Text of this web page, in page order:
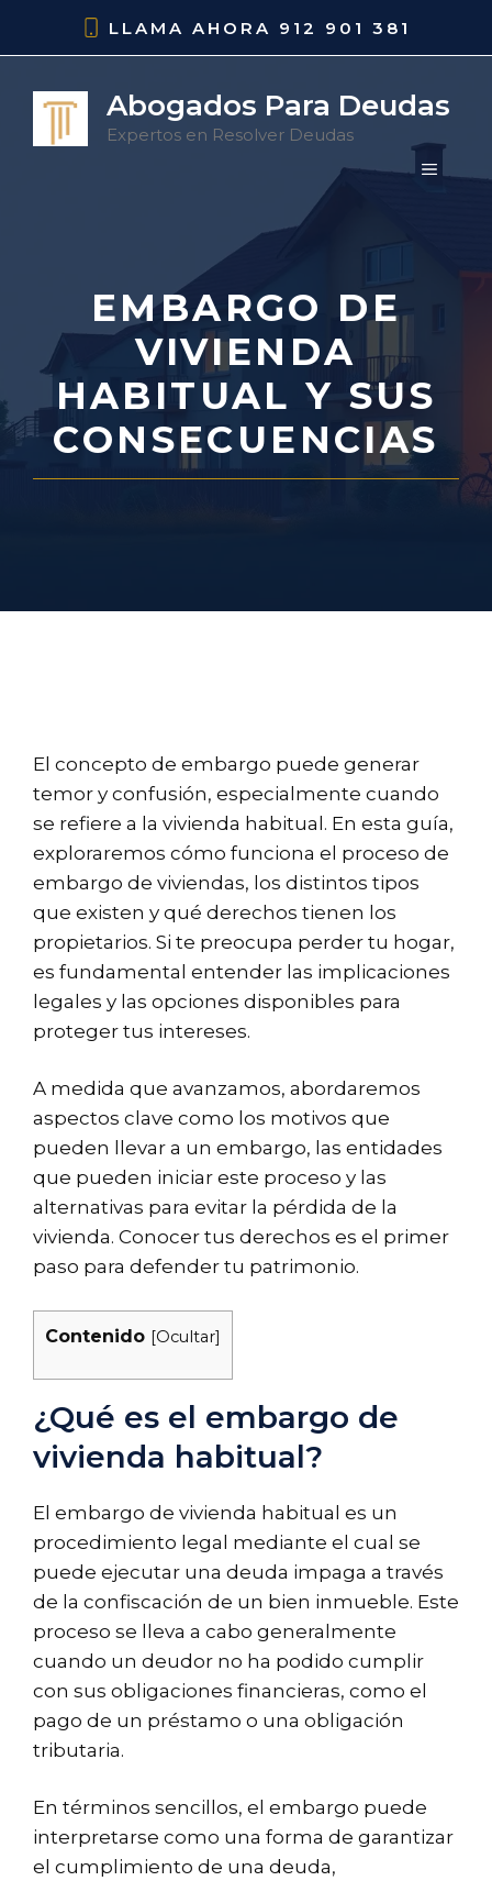
LLAMA AHORA 912 901 381
Abogados Para Deudas
Expertos en Resolver Deudas
MENÚ
EMBARGO DE
VIVIENDA
HABITUAL Y SUS
CONSECUENCIAS
El concepto de embargo puede generar
temor y confusión, especialmente cuando
se refiere a la vivienda habitual. En esta guía,
exploraremos cómo funciona el proceso de
embargo de viviendas, los distintos tipos
que existen y qué derechos tienen los
propietarios. Si te preocupa perder tu hogar,
es fundamental entender las implicaciones
legales y las opciones disponibles para
proteger tus intereses.
A medida que avanzamos, abordaremos
aspectos clave como los motivos que
pueden llevar a un embargo, las entidades
que pueden iniciar este proceso y las
alternativas para evitar la pérdida de la
vivienda. Conocer tus derechos es el primer
paso para defender tu patrimonio.
Contenido [Ocultar]
¿Qué es el embargo de
vivienda habitual?
El embargo de vivienda habitual es un
procedimiento legal mediante el cual se
puede ejecutar una deuda impaga a través
de la confiscación de un bien inmueble. Este
proceso se lleva a cabo generalmente
cuando un deudor no ha podido cumplir
con sus obligaciones financieras, como el
pago de un préstamo o una obligación
tributaria.
En términos sencillos, el embargo puede
interpretarse como una forma de garantizar
el cumplimiento de una deuda,